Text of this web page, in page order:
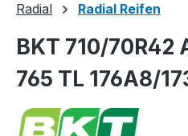
Radial Radial Reifen
BKT 710/70R42
765 TL 176A8/